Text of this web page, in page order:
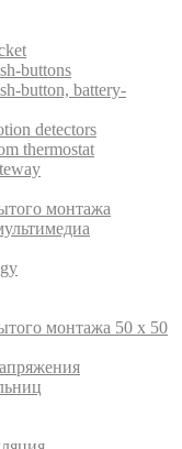
buttons
button, battery-
detectors
thermostat
монтажа
монтажа 50 x 50